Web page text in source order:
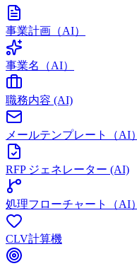
事業計画（AI）
事業名（AI）
職務内容 (AI)
メールテンプレート（AI）
RFP ジェネレーター (AI)
処理フローチャート（AI）
CLV計算機